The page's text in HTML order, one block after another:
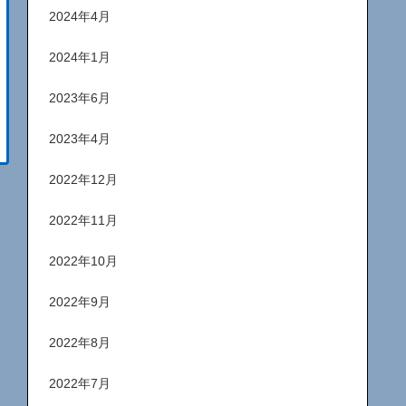
2024年4月
2024年1月
2023年6月
2023年4月
2022年12月
2022年11月
2022年10月
2022年9月
2022年8月
2022年7月